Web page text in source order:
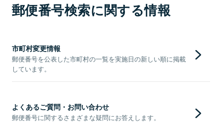
郵便番号検索に関する情報
市町村変更情報
郵便番号を公表した市町村の一覧を実施日の新しい順に掲載
しています。
よくあるご質問・お問い合わせ
郵便番号に関するさまざまな疑問にお答えします。